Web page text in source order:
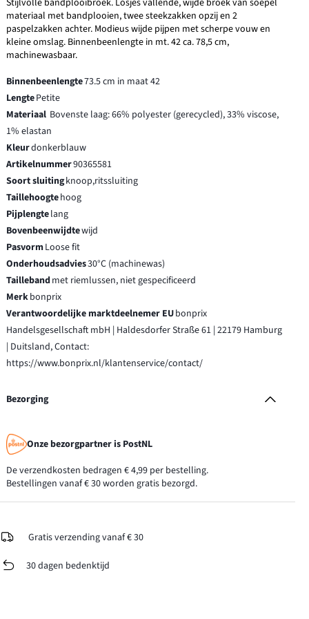
materiaal met bandplooien, twee steekzakken opzij en 2
paspelzakken achter. Modieus wijde pijpen met scherpe vouw en
kleine omslag. Binnenbeenlengte in mt. 42 ca. 78,5 cm,
machinewasbaar.
Binnenbeenlengte73.5 cm in maat 42
LengtePetite
Materiaal Bovenste laag: 66% polyester (gerecycled), 33% viscose,
1% elastan
Kleurdonkerblauw
Artikelnummer90365581
Soort sluitingknoop,ritssluiting
Taillehoogtehoog
Pijplengtelang
Bovenbeenwijdtewijd
PasvormLoose fit
Onderhoudsadvies30°C (machinewas)
Taillebandmet riemlussen, niet gespecificeerd
Merkbonprix
Verantwoordelijke marktdeelnemer EUbonprix
Handelsgesellschaft mbH | Haldesdorfer Straße 61 | 22179 Hamburg
| Duitsland, Contact:
https://www.bonprix.nl/klantenservice/contact/
Bezorging
Onze bezorgpartner is PostNL
De verzendkosten bedragen € 4,99 per bestelling.
Bestellingen vanaf € 30 worden gratis bezorgd.
Gratis verzending vanaf € 30
30 dagen bedenktijd